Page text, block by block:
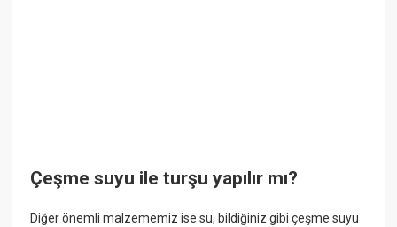
Çeşme suyu ile turşu yapılır mı?
Diğer önemli malzememiz ise su, bildiğiniz gibi çeşme suyu